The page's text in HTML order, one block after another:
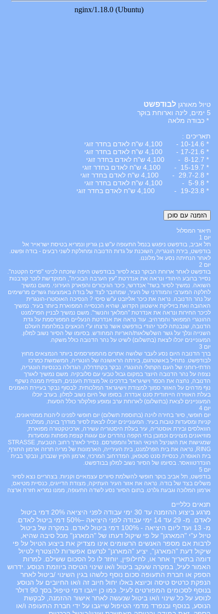
טיול מאורגן לבודפשט
5 ימים, לינה וארוחת בוקר
* כבודה מלאה
תאריכים :
* 10-14.6 - 4,100 ש"ח לאדם בחדר זוגי
* 17-21.6 - 4,100 ש"ח לאדם בחדר זוגי
* 8-12.7 - 4,100 ש"ח לאדם בחדר זוגי
* 15-19.7 - 4,100 ש"ח לאדם בחדר זוגי
* 29.7-2.8 - 4,100 ש"ח לאדם בחדר זוגי
* 5-9.8 - 4,100 ש"ח לאדם בחדר זוגי
* 19-23.8 - 4,100 ש"ח לאדם בחדר זוגי
תיאור המסלול
יום 1
תל אביב, בודפשט ניפגש בנמל התעופה ע"ש בן גוריון ונמריא בטיסת ישראייר אל
בודפשט, בירת הונגריה, השוכנת על גדות הדנובה ומחולקת לשני רבעים - בודה ופשט.
לאחר הנחיתה נסע אל מלוננו.
יום 2
בודפשט לאחר ארוחת הבוקר נצא לסיור בבודפשט היפה שזכתה לכינוי "פריס הקטנה".
נסייר ברובע היהודי ונראה את אנדרטת "עץ הערבה הבוכיה", המוקדשת לזכר קורבנות
השואה. נמשיך לסיור בשד' אנדרשי, כיכר הגיבורים והפארק העירוני. משם נמשיך
לחלקה המערבי והמודרני של העיר, שמחובר לצד של בודה באמצעות גשרים מרשימים
על נהר הדנובה. נראה את כיכר אליזבט ע"ש סיסי ? הנסיכה האוסטרו-הונגרית
האהובה ואת בזיליקת אישטוון הקדוש, שהיא הכנסייה המפוארת ביותר בעיר. נמשיך
לכיכר החירות ונראה את אנדרטת "המלאך והנשר". משם נמשיך לבניין הפרלמנט
ההונגרי המפואר והמרהיב. עוד נראה את אנדרטת הנעליים המפורסמת על גדת
הדנובה, שנבנתה לזכר יהודי בודפשט אשר נרצחו ע"י הנאצים במלחמת העולם
השנייה ונלך על גשר השלשלאות/האריות המחודש. בסיומו של הסיור נשוב למלון.
המעוניינים יוכלו לצאת (בתשלום) לשיט על נהר הדנובה כולל משקה.
יום 3
ברך הדנובה היום נסע לעבר שלושה אתרים מהמפורסמים ביותר הנמצאים מחוץ
לבודפשט. נתחיל באשטרגום, בירתה הראשונה של הונגריה, המשמשת כמרכז
הדתי-רוחני של העם הקתולי ההונגרי. נבקר בקתדרלה, הגדולה בכנסיות הונגריה,
נצפה על נהר הדנובה היוצר במקום גבול טבעי עם סלובקיה. משם נמשיך לאורך
הדנובה, נחצה את הכפר וישיגראד בדרכינו אל מצודת העננים, תצפית ממנה נשקף
נוף מדהים על האזור סמוך למצודת וישיגראד המלכותית. לבסוף נבקר בעיירת האמנים
בעלת האווירה הייחודית סנט אנדרה. בסופו של היום נשוב למלון. בערב יוכלו
המעוניינים לצאת (בתשלום) לארוחת ערב ומופע פולקלור כולל הסעות.
יום 4
יום חופשי, סיור בחירה לוינה (בתוספת תשלום) יום חופשי לפנינו ליהנות ממוזיאונים,
קניות ומסעדות טובות בעיר. המעוניינים יוכלו לצאת לסיור מודרך בוינה, ממלכת
הוואלסים ובירת אוסטריה, עיר בעלת היסטוריה עשירה, ארכיטקטורה מפוארת,
מוזיאונים מצוינים וכמובן בתי הקפה נהדרים עם עוגות קצפת מפתות ומסעדות
שמגישות את השניצל הוינאי הגדול והמפורסם. נסייר לאורך רחוב הטבעת, STRASSE
RING, נראה את בית הפרלמנט, בית העירייה, הארמונות של מריה תרזה ארמון החורף,
בית האופרה, כנסיית סנט סטפאן, המדרחוב המרכזי, ארמון הקיץ שנברון, ונבקר בבית
הונדרטוואסר. בסיומו של הסיור נשוב למלון בבודפשט.
יום 5
בודפשט, תל אביב בוקר חופשי להשלמת סיורים עצמאיים וקניות. בצהריים נצא לסיור
משלים בצד של בודה. נראה את אזור העיר העתיקה, מצודת הדייגים, כנסיית מטיאס,
ארמון המלוכה וגבעת גלרט. בתום הסיור נסע לשדה התעופה, ממנו נמריא חזרה ארצה
תנאים כלליים
מרגע ביצוע ההזמנה עד 30 ימי עבודה לפני היציאה 20% דמי ביטול
לאדם. מ- 29 עד 14 ימי עבודה לפני היציאה –50% דמי ביטול לאדם.
מ- 13 ועד ליום היציאה - 100% דמי ביטול לאדם. במקרה של ביטול
טיול ע"י "המארגן" על פי שיקול דעתו של "המארגן" מכל סיבה שהיא,
לרבות אם מספר האנשים הרשומים אינו מצדיק את ביצוע הטיול על פי
שיקול דעת "המארגן", יציע "המארגן" לנרשם אפשרות להצטרף לטיול
דומה בתאריך אחר או, לחילופין, יוחזר לו כל הסכום ששילם. למרות
האמור לעיל, במקרה שעקב ביטול ו/או שינוי הטיסה ביוזמת הנוסע .ידרוש
הספק או חברת התעופה סכום נוסף כלשהו בגין השינוי /ביטול לאחר
הנפקת כרטיס טיסה וכיוצא באלו יחול חיוב זה ו/או החיובים על הנוסע
בנוסף לסכומים המפורטים לעיל. כמו כן ייגבו דמי טיפול בסך 90 דולר
לנוסע על כל שינוי ו/או ביטול שנעשה לאחר אישור ההזמנה, לבקשת
הנוסע, בנוסף ובנפרד מדמי הטיפול שייגבו על ידי חברת התעופה ו/או